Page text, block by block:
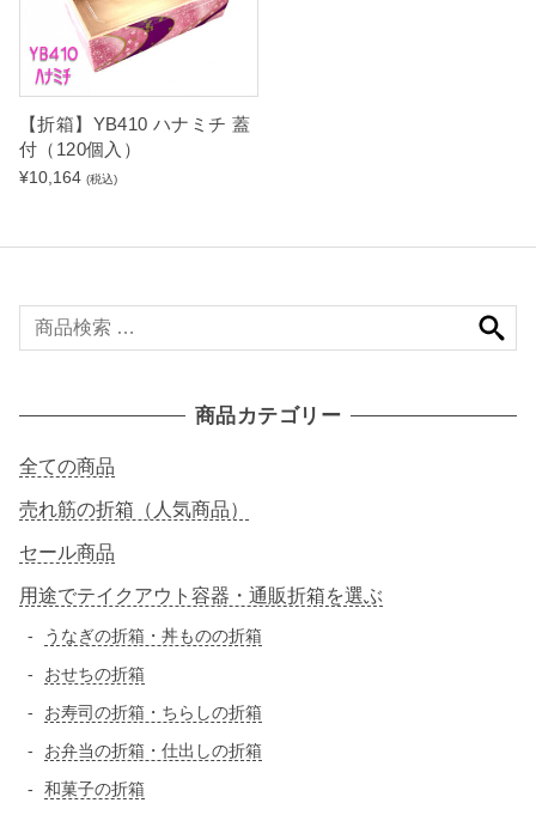
【折箱】YB410 ハナミチ 蓋
付（120個入）
¥10,164 (税込)
検
索
:
商品カテゴリー
全ての商品
売れ筋の折箱（人気商品）
セール商品
用途でテイクアウト容器・通販折箱を選ぶ
うなぎの折箱・丼ものの折箱
おせちの折箱
お寿司の折箱・ちらしの折箱
お弁当の折箱・仕出しの折箱
和菓子の折箱